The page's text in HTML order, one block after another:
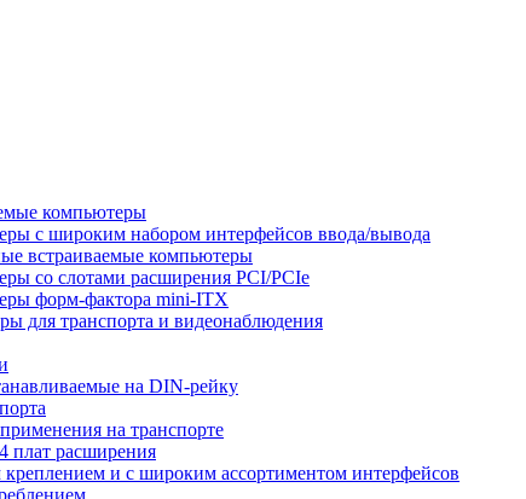
компьютеры
с широким набором интерфейсов ввода/вывода
встраиваемые компьютеры
со слотами расширения PCI/PCIe
форм-фактора mini-ITX
для транспорта и видеонаблюдения
на DIN-рейку
на транспорте
плат расширения
и с широким ассортиментом интерфейсов